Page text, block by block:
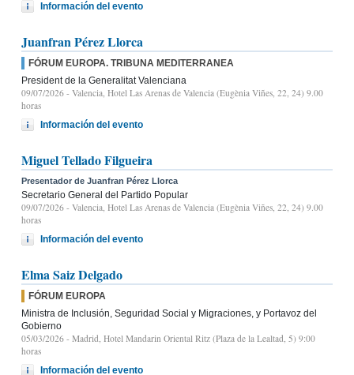
Información del evento
Juanfran Pérez Llorca
FÓRUM EUROPA. TRIBUNA MEDITERRANEA
President de la Generalitat Valenciana
09/07/2026 - Valencia, Hotel Las Arenas de Valencia (Eugènia Viñes, 22, 24) 9.00
horas
Información del evento
Miguel Tellado Filgueira
Presentador de Juanfran Pérez Llorca
Secretario General del Partido Popular
09/07/2026 - Valencia, Hotel Las Arenas de Valencia (Eugènia Viñes, 22, 24) 9.00
horas
Información del evento
Elma Saiz Delgado
FÓRUM EUROPA
Ministra de Inclusión, Seguridad Social y Migraciones, y Portavoz del
Gobierno
05/03/2026 - Madrid, Hotel Mandarin Oriental Ritz (Plaza de la Lealtad, 5) 9:00
horas
Información del evento